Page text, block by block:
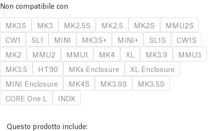
Non compatibile con
MK3S
MK3 MK2.5S MK2.5 MK2S
MMU2S
CW1
SL1 MINI MK3S+ MINI+ SL1S
CW1S
MK2
MMU2 MMU1 MK4 XL MK3.9
MMU3
MK3.5
HT90 MKx Enclosure
XL Enclosure
MINI Enclosure
MK4S MK3.9S
MK3.5S
CORE One L
INDX
Questo prodotto include: